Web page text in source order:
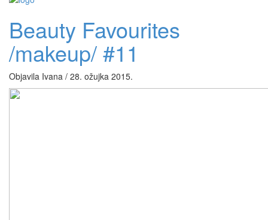
Beauty Favourites
/makeup/ #11
Objavila Ivana / 28. ožujka 2015.